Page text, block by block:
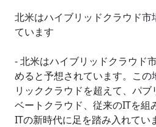
北米はハイブリッドクラウド市
ています
- 北米はハイブリッドクラウド
めると予想されています。こ
リッククラウドを超えて、パ
ベートクラウド、従来のITを組
ITの新時代に足を踏み入れてい